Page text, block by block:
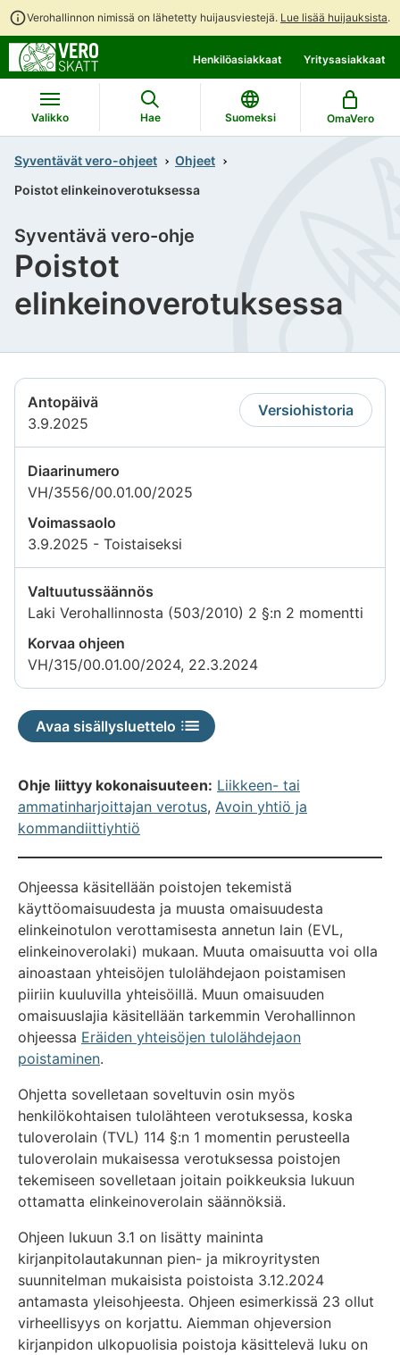
Verohallinnon nimissä on lähetetty huijausviestejä. Lue lisää huijauksista.
suoraan
sisältöön
koko
sivuston
hakuun
Henkilöasiakkaat Yritysasiakkaat
Valikko Hae Suomeksi OmaVero
Syventävät vero-ohjeet
Ohjeet
Poistot elinkeinoverotuksessa
Poistot
elinkeinoverotuksessa
Syventävä vero-ohje
Antopäivä
3.9.2025
Versiohistoria
Diaarinumero
VH/3556/00.01.00/2025
Voimassaolo
3.9.2025 - Toistaiseksi
Valtuutussäännös
Laki Verohallinnosta (503/2010) 2 §:n 2 momentti
Korvaa ohjeen
VH/315/00.01.00/2024, 22.3.2024
Avaa sisällysluettelo
Ohje liittyy kokonaisuuteen: Liikkeen- tai
ammatinharjoittajan verotus, Avoin yhtiö ja
kommandiittiyhtiö
Ohjeessa käsitellään poistojen tekemistä
käyttöomaisuudesta ja muusta omaisuudesta
elinkeinotulon verottamisesta annetun lain (EVL,
elinkeinoverolaki) mukaan. Muuta omaisuutta voi olla
ainoastaan yhteisöjen tulolähdejaon poistamisen
piiriin kuuluvilla yhteisöillä. Muun omaisuuden
omaisuuslajia käsitellään tarkemmin Verohallinnon
ohjeessa Eräiden yhteisöjen tulolähdejaon
poistaminen.
Ohjetta sovelletaan soveltuvin osin myös
henkilökohtaisen tulolähteen verotuksessa, koska
tuloverolain (TVL) 114 §:n 1 momentin perusteella
tuloverolain mukaisessa verotuksessa poistojen
tekemiseen sovelletaan joitain poikkeuksia lukuun
ottamatta elinkeinoverolain säännöksiä.
Ohjeen lukuun 3.1 on lisätty maininta
kirjanpitolautakunnan pien- ja mikroyritysten
suunnitelman mukaisista poistoista 3.12.2024
antamasta yleisohjeesta. Ohjeen esimerkissä 23 ollut
virheellisyys on korjattu. Aiemman ohjeversion
kirjanpidon ulkopuolisia poistoja käsittelevä luku on